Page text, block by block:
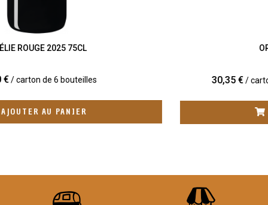
30,35 € -15% (35,70 €)